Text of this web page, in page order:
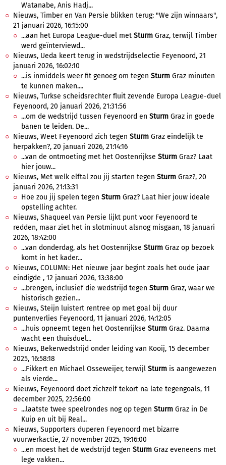
Watanabe, Anis Hadj...
Nieuws, Timber en Van Persie blikken terug: "We zijn winnaars",
21 januari 2026, 16:15:00
...aan het Europa League-duel met Sturm Graz, terwijl Timber
werd geïnterviewd...
Nieuws, Ueda keert terug in wedstrijdselectie Feyenoord, 21
januari 2026, 16:02:10
...is inmiddels weer fit genoeg om tegen Sturm Graz minuten
te kunnen maken....
Nieuws, Turkse scheidsrechter fluit zevende Europa League-duel
Feyenoord, 20 januari 2026, 21:31:56
...om de wedstrijd tussen Feyenoord en Sturm Graz in goede
banen te leiden. De...
Nieuws, Weet Feyenoord zich tegen Sturm Graz eindelijk te
herpakken?, 20 januari 2026, 21:14:16
...van de ontmoeting met het Oostenrijkse Sturm Graz? Laat
hier jouw...
Nieuws, Met welk elftal zou jij starten tegen Sturm Graz?, 20
januari 2026, 21:13:31
Hoe zou jij spelen tegen Sturm Graz? Laat hier jouw ideale
opstelling achter.
Nieuws, Shaqueel van Persie lijkt punt voor Feyenoord te
redden, maar ziet het in slotminuut alsnog misgaan, 18 januari
2026, 18:42:00
...van donderdag, als het Oostenrijkse Sturm Graz op bezoek
komt in het kader...
Nieuws, COLUMN: Het nieuwe jaar begint zoals het oude jaar
eindigde , 12 januari 2026, 13:38:00
...brengen, inclusief die wedstrijd tegen Sturm Graz, waar we
historisch gezien...
Nieuws, Steijn luistert rentree op met goal bij duur
puntenverlies Feyenoord, 11 januari 2026, 14:12:05
...huis opneemt tegen het Oostenrijkse Sturm Graz. Daarna
wacht een thuisduel...
Nieuws, Bekerwedstrijd onder leiding van Kooij, 15 december
2025, 16:58:18
...Fikkert en Michael Osseweijer, terwijl Sturm is aangewezen
als vierde...
Nieuws, Feyenoord doet zichzelf tekort na late tegengoals, 11
december 2025, 22:56:00
...laatste twee speelrondes nog op tegen Sturm Graz in De
Kuip en uit bij Real...
Nieuws, Supporters duperen Feyenoord met bizarre
vuurwerkactie, 27 november 2025, 19:16:00
...en moest het de wedstrijd tegen Sturm Graz eveneens met
lege vakken...